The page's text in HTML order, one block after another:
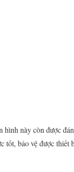
hình này còn được
tốt, bảo vệ được thiết